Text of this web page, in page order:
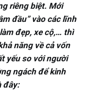
riêng biệt. Mới
đầu” vào các lĩnh
đẹp, xe cộ,… thì
năng về cả vốn
yếu so với người
ngách để kinh
đây: